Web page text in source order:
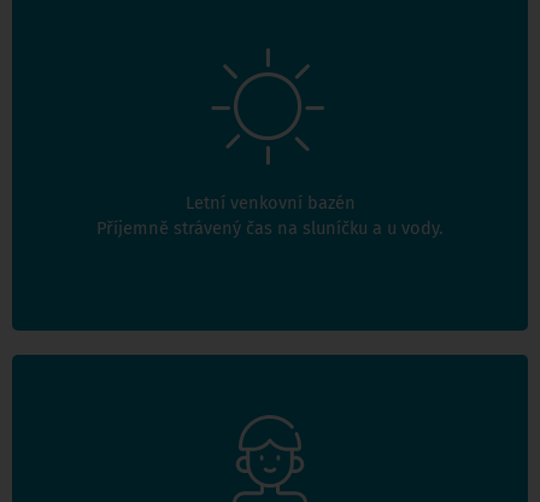
Letní venkovní bazén
Příjemně strávený čas na sluníčku a u vody.
Venkovní bazén je v provozu během letních měsíců.
Návštěvní doba
Kurzy pro děti od 6 do 18 let a plavání rodičů s dětmi